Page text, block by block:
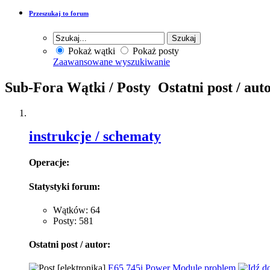
Przeszukaj to forum
Pokaż wątki
Pokaż posty
Zaawansowane wyszukiwanie
Sub-Fora Wątki / Posty Ostatni post /
instrukcje / schematy
Operacje:
Statystyki forum:
Wątków: 64
Posty: 581
Ostatni post / autor: